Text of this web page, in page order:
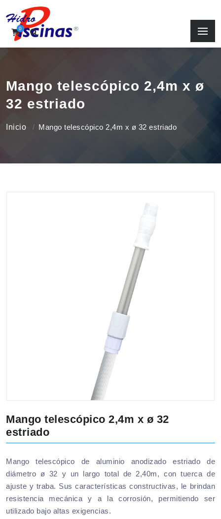
0
Mango telescópico 2,4m x ø
32 estriado
Inicio Mango telescópico 2,4m x ø 32 estriado
Mango telescópico 2,4m x ø 32
estriado
Mango telescópico de aluminio anodizado estriado de
diámetro ø 32 y un largo total de 2,40m, con tuerca de
ajuste y traba. Sus características constructivas, le brindan
resistencia mecánica y a la corrosión, permitiendo ser
utilizado bajo altas exigencias.